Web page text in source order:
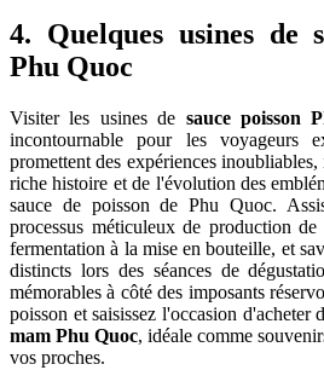
4. Quelques usines de
Phu Quoc
Visiter les usines de sauce poisson
incontournable pour les voyageurs
promettent des expériences
riche histoire et de l'évolution des
sauce de poisson de Phu Quoc.
processus méticuleux de production
fermentation à la mise en bouteille, et
distincts lors des séances de
mémorables à côté des imposants
poisson et saisissez l'occasion d'acheter
mam Phu Quoc, idéale comme
vos proches.